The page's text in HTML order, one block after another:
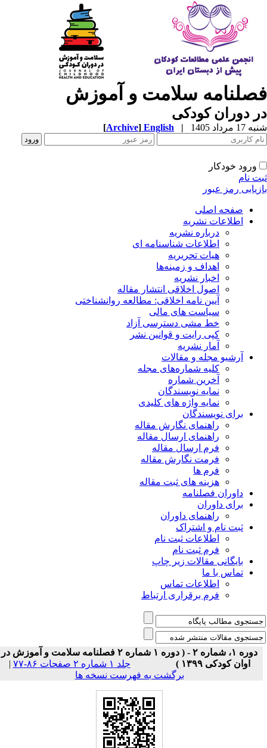
سلامت و آموزش
دوران کودکی
مرداد 1405 |
English
[Archive]
ورود خودکار
نام
رمز عبور
صفحه اصلی
اطلاعات نشریه
درباره نشریه
اطلاعات شناسنامه ای
هیات تحریریه
اهداف و زمینه‌ها
اخبار نشریه
اصول اخلاقی انتشار مقاله
آیین نامه اخلاقی: مطالعه روانشناختی
سیاست های مالی
خط مشی دسترسی آزاد
کپی رایت و قوانین نشر
آمار نشریه
آرشیو مجله و مقالات
کلیه شماره‌های مجله
آخرین شماره
نمایه نویسندگان
نمایه واژه های کلیدی
برای نویسندگان
راهنمای نگارش مقاله
راهنمای ارسال مقاله
فرم ارسال مقاله
فرمت نگارش مقاله
فرم ها
هزینه های ثبت مقاله
داوران فصلنامه
برای داوران
راهنمای داوران
ثبت نام و اشتراک
اطلاعات ثبت نام
فرم ثبت نام
بایگانی مقالات زیر چاپ
تماس با ما
اطلاعات تماس
فرم برقراری ارتباط
دوره ۱، شماره ۲ - ( دوره ۱ شماره ۲ فصلنامه سلامت و آموزش در
اوان کودکی ۱۳۹۹ )
جلد ۱ شماره ۲ صفحات ۸۶-۷۷
|
برگشت به فهرست نسخه ها